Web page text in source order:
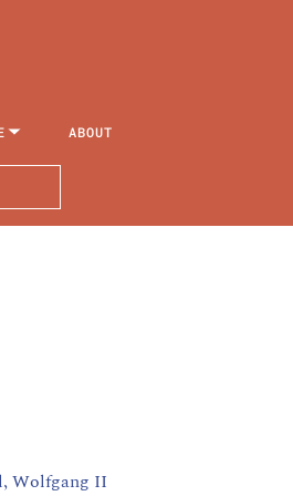
ABOUT
Wolfgang II